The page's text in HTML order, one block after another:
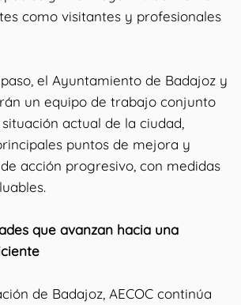
como visitantes y profesionales
el Ayuntamiento de Badajoz y
un equipo de trabajo conjunto
actual de la ciudad,
puntos de mejora y
acción progresivo, con medidas
que avanzan hacia una
de Badajoz, AECOC continúa